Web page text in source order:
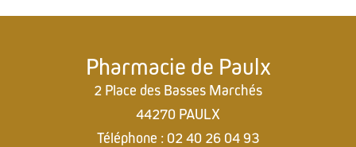
Pharmacie de Paulx
2 Place des Basses Marchés
44270 PAULX
Téléphone : 02 40 26 04 93